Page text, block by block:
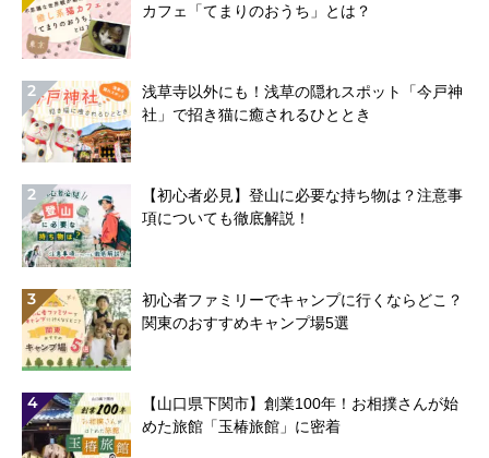
カフェ「てまりのおうち」とは？
2
浅草寺以外にも！浅草の隠れスポット「今戸神
社」で招き猫に癒されるひととき
2
【初心者必見】登山に必要な持ち物は？注意事
項についても徹底解説！
3
初心者ファミリーでキャンプに行くならどこ？
関東のおすすめキャンプ場5選
4
【山口県下関市】創業100年！お相撲さんが始
めた旅館「玉椿旅館」に密着